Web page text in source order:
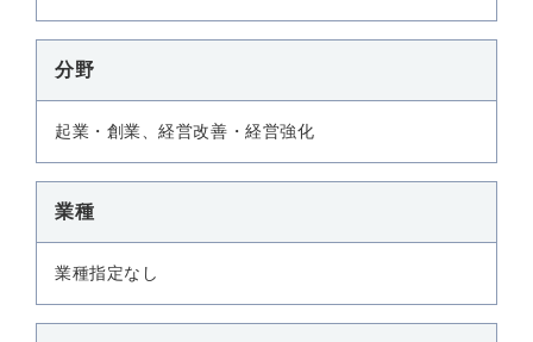
分野
起業・創業、経営改善・経営強化
業種
業種指定なし